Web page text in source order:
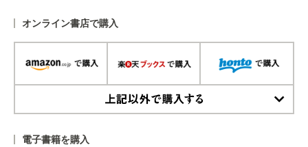
オンライン書店で購入
電子書籍を購入